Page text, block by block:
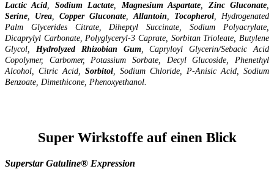
Lactic Acid, Sodium Lactate, Magnesium Aspartate, Zinc Gluconate,
Serine, Urea, Copper Gluconate,Allantoin, Tocopherol, Hydrogenated
Palm Glycerides Citrate, Diheptyl Succinate, Sodium Polyacrylate,
Dicaprylyl Carbonate, Polyglyceryl-3 Caprate, Sorbitan Trioleate, Butylene
Glycol, Hydrolyzed Rhizobian Gum, Capryloyl Glycerin/Sebacic Acid
Copolymer, Carbomer, Potassium Sorbate, Decyl Glucoside, Phenethyl
Alcohol, Citric Acid, Sorbitol, Sodium Chloride, P-Anisic Acid, Sodium
Benzoate, Dimethicone, Phenoxyethanol.
Super Wirkstoffe auf einen Blick
Superstar Gatuline® Expression